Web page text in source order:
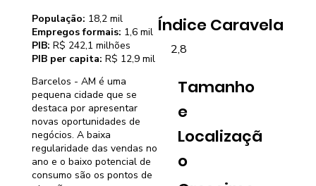
Barcelos - AM é uma
pequena cidade que se
destaca por apresentar
novas oportunidades de
negócios. A baixa
regularidade das vendas no
ano e o baixo potencial de
consumo são os pontos de
Índice Caravela
2,8
Tamanho
e
Localizaçã
o
População: 18,2 mil
Empregos formais: 1,6 mil
PIB: R$ 242,1 milhões
PIB per capita: R$ 12,9 mil